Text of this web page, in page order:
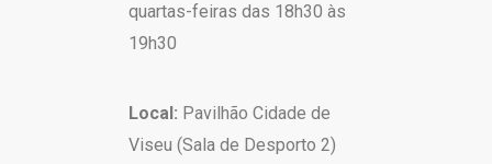
quartas-feiras das 18h30 às
19h30
Local: Pavilhão Cidade de
Viseu (Sala de Desporto 2)